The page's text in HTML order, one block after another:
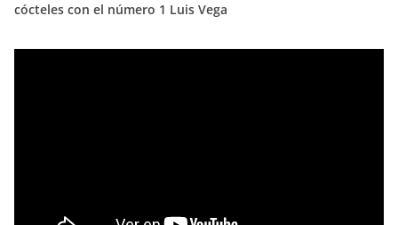
cócteles con el número 1 Luis Vega